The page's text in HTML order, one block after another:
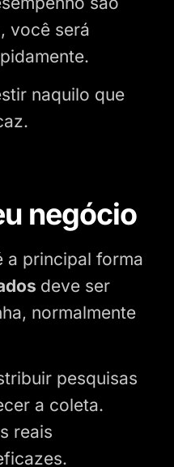
você será
naquilo que
negócio
a principal forma
deve ser
normalmente
pesquisas
a coleta.
reais